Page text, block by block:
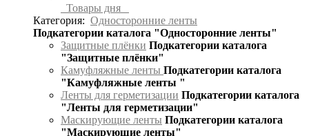
Товары дня
Категория: Односторонние ленты
Подкатегории каталога "Односторонние ленты"
Защитные плёнки Подкатегории каталога
"Защитные плёнки"
Камуфляжные ленты Подкатегории каталога
"Камуфляжные ленты "
Ленты для герметизации Подкатегории каталога
"Ленты для герметизации"
Маскирующие ленты Подкатегории каталога
"Маскирующие ленты"